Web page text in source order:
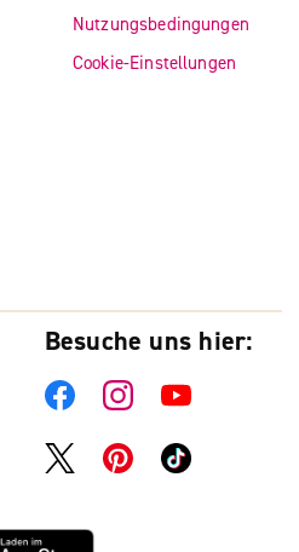
Nutzungsbedingungen
Cookie-Einstellungen
Besuche uns hier: